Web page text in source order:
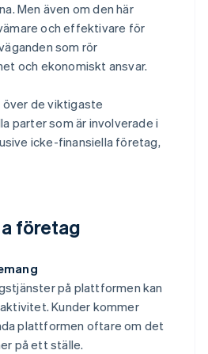
Men även om den här
och effektivare för
som rör
och ekonomiskt ansvar.
över de viktigaste
parter som är involverade i
icke-finansiella företag,
företag
på plattformen kan
Kunder kommer
plattformen oftare om det
på ett ställe.